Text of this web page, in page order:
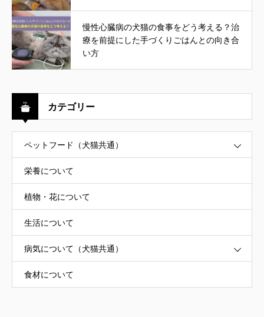
慢性心臓病の犬猫の食事をどう考える？治
療を前提にした手づくりごはんとの向き合
い方
カテゴリー
ペットフード（犬猫共通）
栄養について
植物・花について
生活について
病気について（犬猫共通）
食材について